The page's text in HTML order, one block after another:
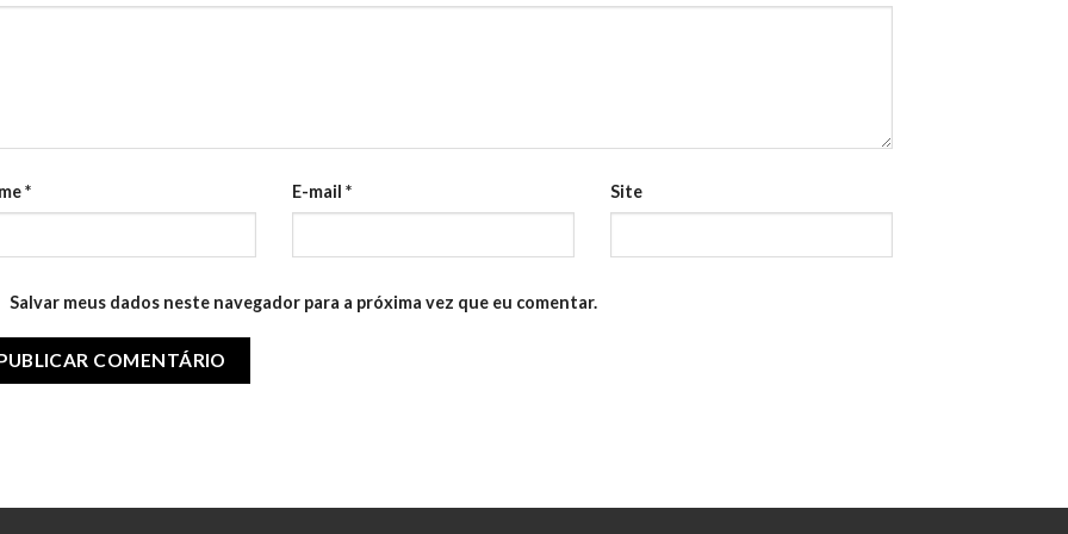
* E-mail * Site
Salvar meus dados neste navegador para a próxima vez que eu comentar.